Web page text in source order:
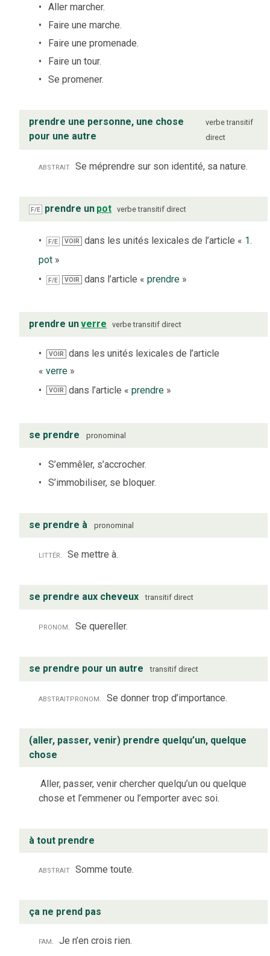
Aller marcher.
Faire une marche.
Faire une promenade.
Faire un tour.
Se promener.
prendre une personne, une chose
pour une autre
verbe transitif
direct
abstrait Se méprendre sur son identité, sa nature.
F/E prendre un pot verbe transitif direct
F/E VOIR dans les unités lexicales de l’article « 1.
pot »
F/E VOIR dans l’article «prendre »
prendre unverre verbe transitif direct
VOIR
dans les unités lexicales de l’article
« verre »
VOIR dans l’article «prendre »
se prendre pronominal
S’emmêler, s’accrocher.
S’immobiliser, se bloquer.
se prendre à pronominal
littér. Se mettre à.
se prendre aux cheveux transitif direct
pronom. Se quereller.
se prendre pour un autre transitif direct
abstraitpronom. Se donner trop d’importance.
(aller, passer, venir) prendre quelqu’un, quelque
chose
Aller, passer, venir chercher quelqu’un ou quelque
chose et l’emmener ou l’emporter avec soi.
à tout prendre
abstrait Somme toute.
ça ne prend pas
fam. Je n’en crois rien.